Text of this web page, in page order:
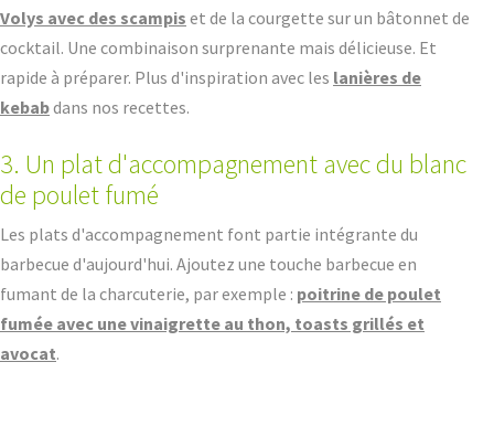
Volys avec des scampis et de la courgette sur un bâtonnet de
cocktail. Une combinaison surprenante mais délicieuse. Et
rapide à préparer. Plus d'inspiration avec les lanières de
kebabdans nos recettes.
3. Un plat d'accompagnement avec du blanc
de poulet fumé
Les plats d'accompagnement font partie intégrante du
barbecue d'aujourd'hui. Ajoutez une touche barbecue en
fumant de la charcuterie, par exemple : poitrine de poulet
fumée avec une vinaigrette au thon, toasts grillés et
avocat.